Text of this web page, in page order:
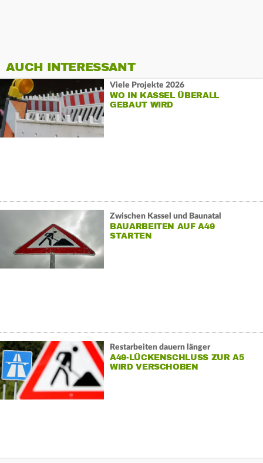
AUCH INTERESSANT
Viele Projekte 2026
WO IN KASSEL ÜBERALL
GEBAUT WIRD
Zwischen Kassel und Baunatal
BAUARBEITEN AUF A49
STARTEN
Restarbeiten dauern länger
A49-LÜCKENSCHLUSS ZUR A5
WIRD VERSCHOBEN